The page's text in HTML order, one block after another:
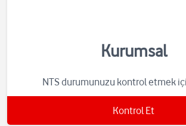
Kurumsal
NTS durumunuzu kontrol etmek
Kontrol Et